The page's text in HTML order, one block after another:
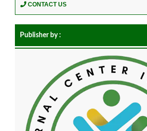
CONTACT US
Publisher by :